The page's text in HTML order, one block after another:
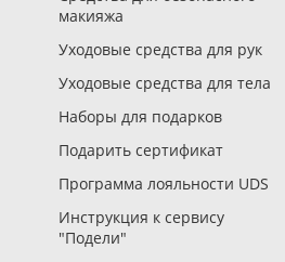
макияжа
Уходовые средства для рук
Уходовые средства для тела
Наборы для подарков
Подарить сертификат
Программа лояльности UDS
Инструкция к сервису
"Подели"